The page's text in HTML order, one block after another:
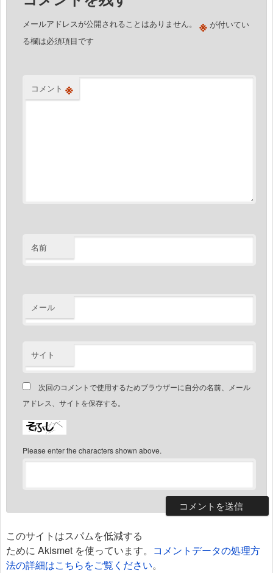
メールアドレスが公開されることはありません。 ※ が付いてい
る欄は必須項目です
コメント ※
名前
メール
サイト
次回のコメントで使用するためブラウザーに自分の名前、メール
アドレス、サイトを保存する。
Please enter the characters shown above.
このサイトはスパムを低減する
ために Akismet を使っています。 コメントデータの処理方
法の詳細はこちらをご覧ください。